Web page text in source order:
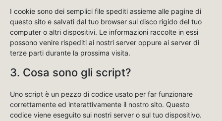
I cookie sono dei semplici file spediti assieme alle pagine di
questo sito e salvati dal tuo browser sul disco rigido del tuo
computer o altri dispositivi. Le informazioni raccolte in essi
possono venire rispediti ai nostri server oppure ai server di
terze parti durante la prossima visita.
3. Cosa sono gli script?
Uno script è un pezzo di codice usato per far funzionare
correttamente ed interattivamente il nostro sito. Questo
codice viene eseguito sui nostri server o sul tuo dispositivo.